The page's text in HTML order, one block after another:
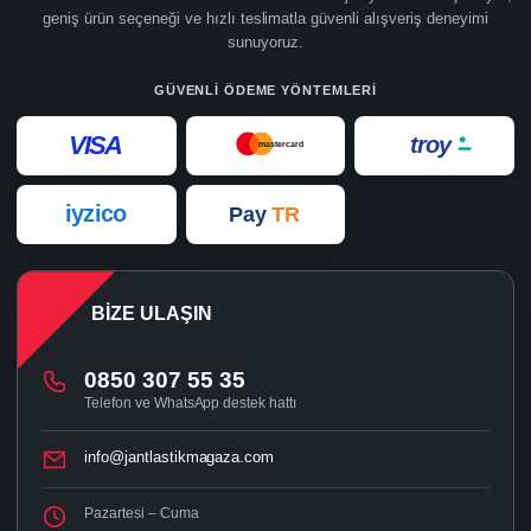
geniş ürün seçeneği ve hızlı teslimatla güvenli alışveriş deneyimi
sunuyoruz.
GÜVENLI ÖDEME YÖNTEMLERI
VISA mastercard troy
iyzico Pay TR
BIZE ULAŞIN
0850 307 55 35
Telefon ve WhatsApp destek hattı
info@jantlastikmagaza.com
Pazartesi – Cuma